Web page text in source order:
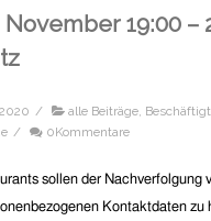
19:00
/ alle Beiträge
/ 0Kommentare
sollen der
Kontaktdaten zu